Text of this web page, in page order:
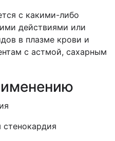
с какими-либо
действиями или
в плазме крови и
с астмой, сахарным
стенокардия